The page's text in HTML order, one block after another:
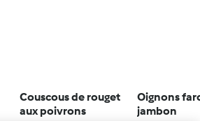
Couscous de rouget
aux poivrons
Oignons
jambon